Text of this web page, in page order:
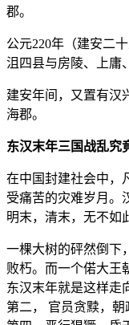
郡。
公元220年（建安二
沮四县与房陵、上庸
建安年间，又置有汉
海郡。
东汉末年三国战乱究
在中国封建社会中，
受痛苦的灾难岁月。
明末，清末，无不如
一棵大树的砰然倒下
败朽。而一个偌大王
东汉末年就是这样走
第二， 官员贪黩，朝